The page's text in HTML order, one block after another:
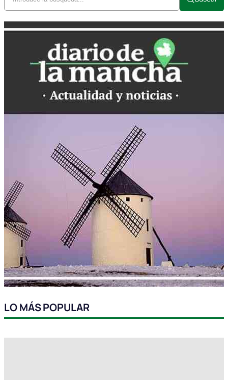
LO MÁS POPULAR